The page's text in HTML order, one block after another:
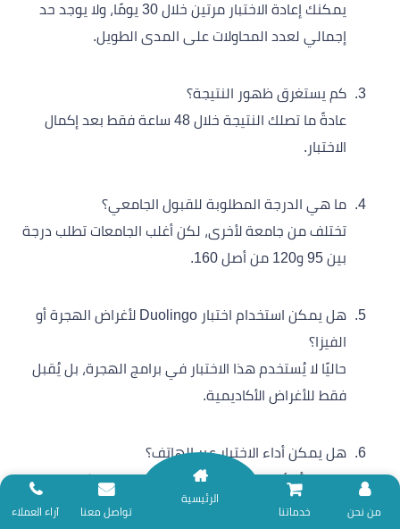
يمكنك إعادة الاختبار مرتين خلال 30 يومًا، ولا يوجد حد
إجمالي لعدد المحاولات على المدى الطويل.
كم يستغرق ظهور النتيجة؟
عادةً ما تصلك النتيجة خلال 48 ساعة فقط بعد إكمال
الاختبار.
ما هي الدرجة المطلوبة للقبول الجامعي؟
تختلف من جامعة لأخرى، لكن أغلب الجامعات تطلب درجة
بين 95 و120 من أصل 160.
هل يمكن استخدام اختبار Duolingo لأغراض الهجرة أو
الفيزا؟
حاليًا لا يُستخدم هذا الاختبار في برامج الهجرة، بل يُقبل
فقط للأغراض الأكاديمية.
هل يمكن أداء الاختبار عبر الهاتف؟
لا، يجب أداؤه عبر جهاز كمبيوتر يحتوي على كاميرا
وميكروفون واتصال ثابت بالإنترنت.
نلتزم بتقديم خدمات المساندة البحثية وفق ضوابط الأمانة العلمية؛ لذا نعتذر عن
آراء العملاء تواصل معنا
الرئيسية
خدماتنا
من نحن